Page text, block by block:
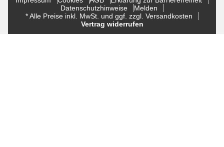
Datenschutzhinweise
Melden
* Alle Preise inkl. MwSt. und ggf. zzgl. Versandkosten
Vertrag widerrufen